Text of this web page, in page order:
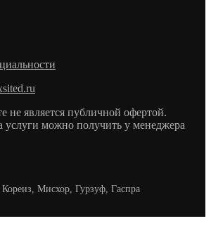
не является публичной офертой.
можно получить у менеджера
Мисхор, Гурзуф, Гаспра